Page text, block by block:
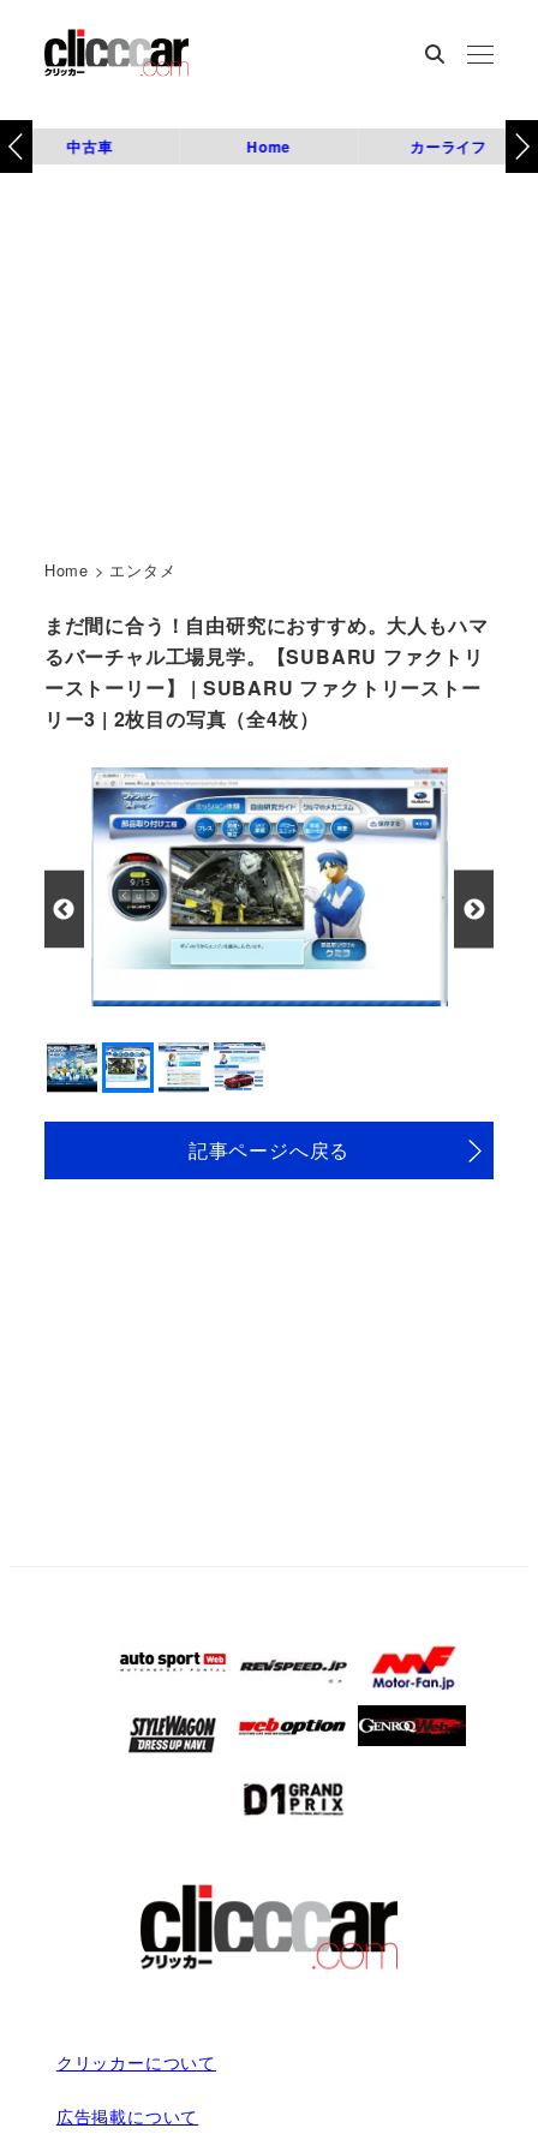
中古車 Home カーライフ
Home > エンタメ
まだ間に合う！自由研究におすすめ。大人もハマ
るバーチャル工場見学。【SUBARU ファクトリ
ーストーリー】 | SUBARU ファクトリーストー
リー3 | 2枚目の写真（全4枚）
記事ページへ戻る
クリッカーについて
広告掲載について